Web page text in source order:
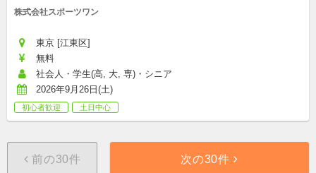
株式会社スポーツワン
東京 [江東区]
無料
社会人・学生(高, 大, 専)・シニア
2026年9月26日(土)
初心者歓迎 土日中心
前の30件 次の30件